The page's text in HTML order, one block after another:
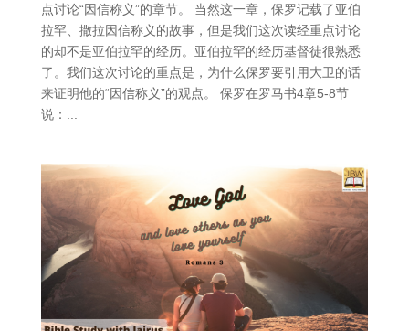
点讨论“因信称义”的章节。 当然这一章，保罗记载了亚伯
拉罕、撒拉因信称义的故事，但是我们这次读经重点讨论
的却不是亚伯拉罕的经历。亚伯拉罕的经历基督徒很熟悉
了。我们这次讨论的重点是，为什么保罗要引用大卫的话
来证明他的“因信称义”的观点。 保罗在罗马书4章5-8节
说：...